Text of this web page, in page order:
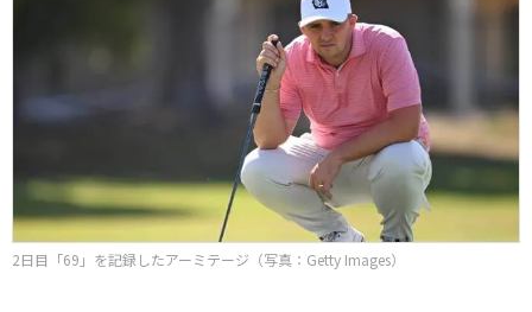
2日目「69」を記録したアーミテージ（写真：Getty Images）